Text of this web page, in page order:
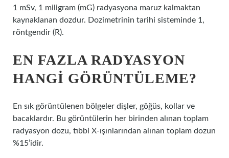
1 mSv, 1 miligram (mG) radyasyona maruz kalmaktan
kaynaklanan dozdur. Dozimetrinin tarihi sisteminde 1,
röntgendir (R).
EN FAZLA RADYASYON
HANGI GÖRÜNTÜLEME?
En sık görüntülenen bölgeler dişler, göğüs, kollar ve
bacaklardır. Bu görüntülerin her birinden alınan toplam
radyasyon dozu, tıbbi X-ışınlarından alınan toplam dozun
%15’idir.